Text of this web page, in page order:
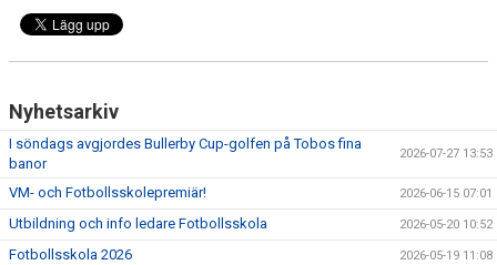
Nyhetsarkiv
I söndags avgjordes Bullerby Cup-golfen på Tobos fina
banor
2026-07-27 13:53
VM- och Fotbollsskolepremiär! 2026-06-15 07:01
Utbildning och info ledare Fotbollsskola 2026-05-20 10:52
Fotbollsskola 2026 2026-05-19 11:08